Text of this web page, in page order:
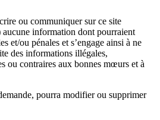
ou communiquer sur ce site
information dont pourraient
et/ou pénales et s’engage ainsi à ne
des informations illégales,
ou contraires aux bonnes mœurs et à
pourra modifier ou supprimer